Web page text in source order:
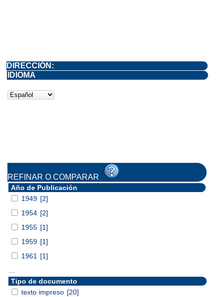
DIRECCIÓN:
IDIOMA
REFINAR O COMPARAR
Año de Publicación
1949 [2]
1954 [2]
1955 [1]
1959 [1]
1961
[1]
Tipo de documento
texto impreso [20]